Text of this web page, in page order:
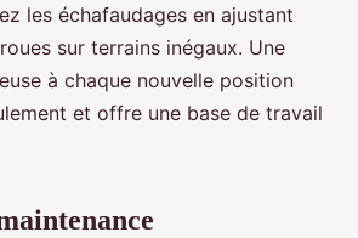
les échafaudages en ajustant
sur terrains inégaux. Une
à chaque nouvelle position
et offre une base de travail